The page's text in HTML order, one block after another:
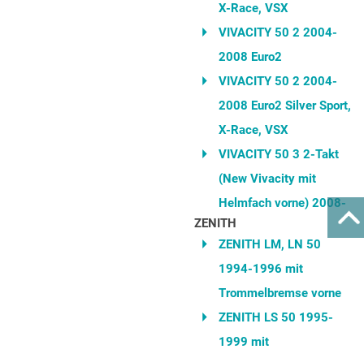
X-Race, VSX
VIVACITY 50 2 2004-
2008 Euro2
VIVACITY 50 2 2004-
2008 Euro2 Silver Sport,
X-Race, VSX
VIVACITY 50 3 2-Takt
(New Vivacity mit
Helmfach vorne) 2008-
ZENITH
ZENITH LM, LN 50
1994-1996 mit
Trommelbremse vorne
ZENITH LS 50 1995-
1999 mit